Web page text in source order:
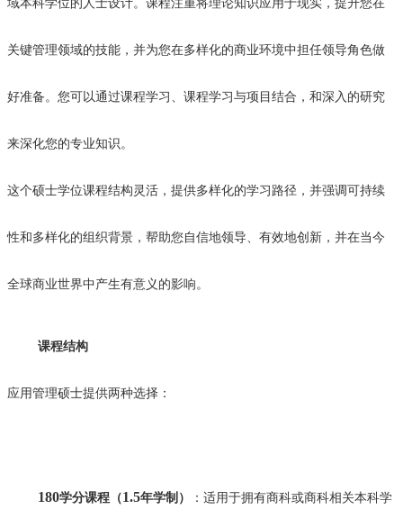
域本科学位的人士设计。课程注重将理论知识应用于现实，提升您在
关键管理领域的技能，并为您在多样化的商业环境中担任领导角色做
好准备。您可以通过课程学习、课程学习与项目结合，和深入的研究
来深化您的专业知识。
这个硕士学位课程结构灵活，提供多样化的学习路径，并强调可持续
性和多样化的组织背景，帮助您自信地领导、有效地创新，并在当今
全球商业世界中产生有意义的影响。
课程结构
应用管理硕士提供两种选择：
180学分课程（1.5年学制） ：适用于拥有商科或商科相关本科学